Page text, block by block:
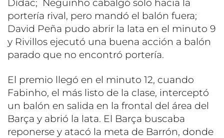
Dídac; Neguinho cabalgó solo hacia la
portería rival, pero mandó el balón fuera;
David Peña pudo abrir la lata en el minuto 9
y Rivillos ejecutó una buena acción a balón
parado que no encontró portería.
El premio llegó en el minuto 12, cuando
Fabinho, el más listo de la clase, interceptó
un balón en salida en la frontal del área del
Barça y abrió la lata. El Barça buscaba
reponerse y atacó la meta de Barrón, donde